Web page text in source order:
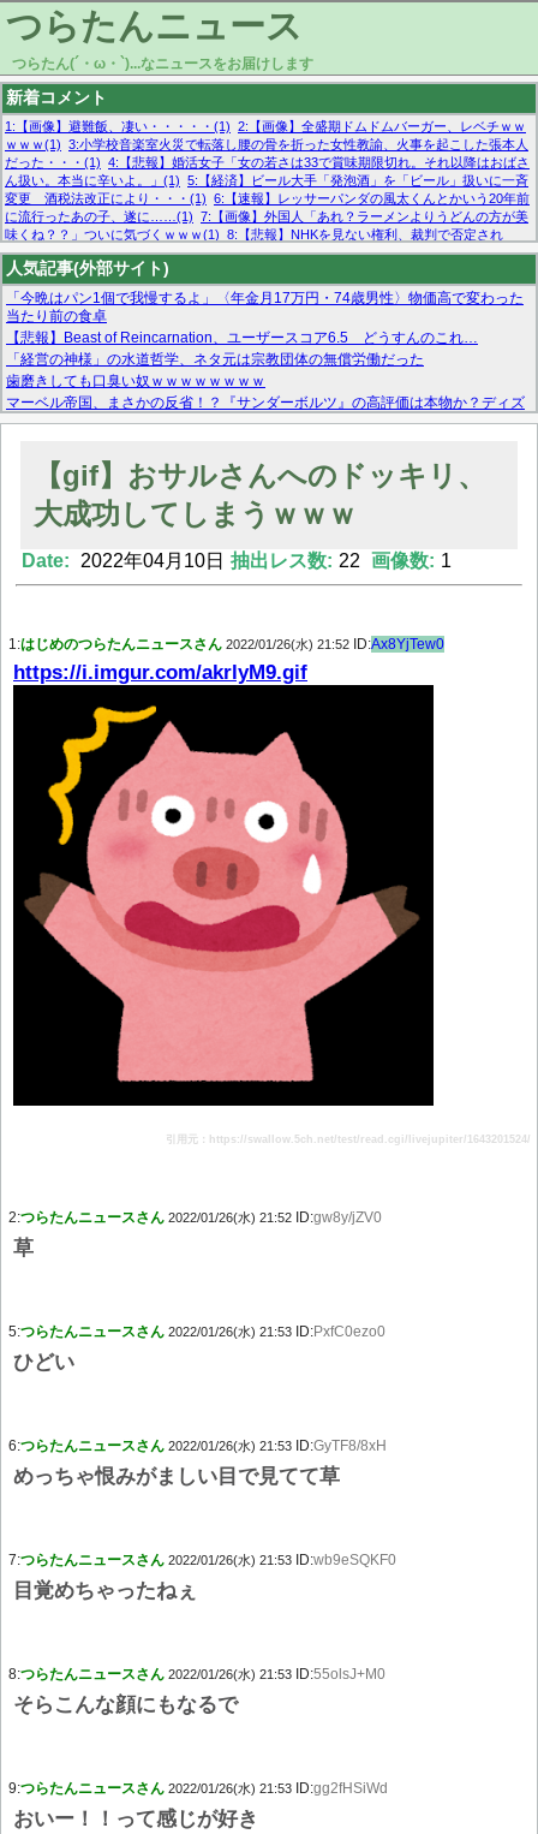
つらたんニュース
つらたん(´・ω・`)...なニュースをお届けします
新着コメント
1:【画像】避難飯、凄い・・・・・(1) 2:【画像】全盛期ドムドムバーガー、レベチｗｗ
ｗｗｗ(1) 3:小学校音楽室火災で転落し腰の骨を折った女性教諭、火事を起こした張本人
だった・・・(1) 4:【悲報】婚活女子「女の若さは33で賞味期限切れ。それ以降はおばさ
ん扱い。本当に辛いよ。」(1) 5:【経済】ビール大手「発泡酒」を「ビール」扱いに一斉
変更 酒税法改正により・・・(1) 6:【速報】レッサーパンダの風太くんとかいう20年前
に流行ったあの子、遂に……(1) 7:【画像】外国人「あれ？ラーメンよりうどんの方が美
味くね？？」ついに気づくｗｗｗ(1) 8:【悲報】NHKを見ない権利、裁判で否定され
る・・・(1) 9:欧州委員長「原発縮小は間違いでした」(1) 10:【悲報】日本企業の人手不
足、限界突破 52%「正社員も足りてません…」(1)
人気記事(外部サイト)
「今晩はパン1個で我慢するよ」〈年金月17万円・74歳男性〉物価高で変わった
当たり前の食卓
【悲報】Beast of Reincarnation、ユーザースコア6.5 どうすんのこれ…
「経営の神様」の水道哲学、ネタ元は宗教団体の無償労働だった
歯磨きしても口臭い奴ｗｗｗｗｗｗｗｗ
マーベル帝国、まさかの反省！？『サンダーボルツ』の高評価は本物か？ディズ
ニーCEOの「量より質」宣言の裏で渦巻くファンの本音とMCUの未来を徹底考
【モー娘。石田亜佑美】ファーストテイク出演も新規獲得ならず？北川莉央が1
【画像あり】FacebookとかTwitterで拾ったエロ画像貼ってくよ
【gif】おサルさんへのドッキリ、
大成功してしまうｗｗｗ
Date: 2022年04月10日 抽出レス数: 22 画像数: 1
1:はじめのつらたんニュースさん 2022/01/26(水) 21:52 ID:Ax8YjTew0
https://i.imgur.com/akrlyM9.gif
引用元：https://swallow.5ch.net/test/read.cgi/livejupiter/1643201524/
2:つらたんニュースさん 2022/01/26(水) 21:52 ID:gw8y/jZV0
草
5:つらたんニュースさん 2022/01/26(水) 21:53 ID:PxfC0ezo0
ひどい
6:つらたんニュースさん 2022/01/26(水) 21:53 ID:GyTF8/8xH
めっちゃ恨みがましい目で見てて草
7:つらたんニュースさん 2022/01/26(水) 21:53 ID:wb9eSQKF0
目覚めちゃったねぇ
8:つらたんニュースさん 2022/01/26(水) 21:53 ID:55olsJ+M0
そらこんな顔にもなるで
9:つらたんニュースさん 2022/01/26(水) 21:53 ID:gg2fHSiWd
おいー！！って感じが好き